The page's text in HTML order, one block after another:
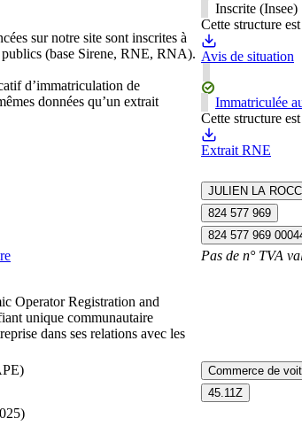
sur notre site sont inscrites à
(base Sirene, RNE, RNA).
d’immatriculation de
données qu’un extrait
Inscrite (Insee)
Cette structure
Avis de situation
Immatriculée
Cette structure
Extrait RNE
JULIEN LA
824 577 969
824 577 969
Pas de n° TVA
Operator Registration and
unique communautaire
dans ses relations avec les
Commerce de
45.11Z